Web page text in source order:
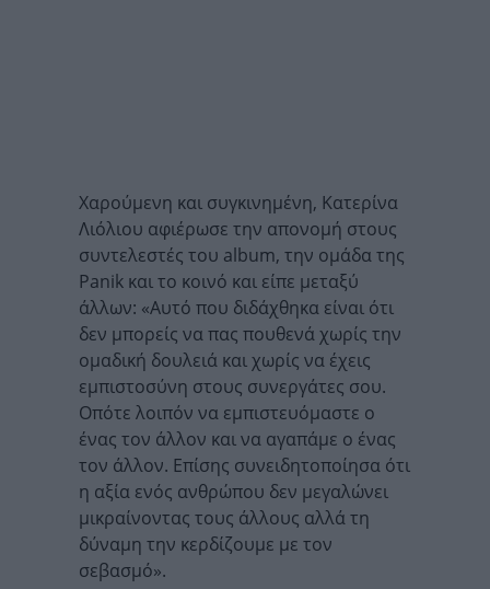
Χαρούμενη και συγκινημένη, Κατερίνα
Λιόλιου αφιέρωσε την απονομή στους
συντελεστές του album, την ομάδα της
Panik και το κοινό και είπε μεταξύ
άλλων: «Αυτό που διδάχθηκα είναι ότι
δεν μπορείς να πας πουθενά χωρίς την
ομαδική δουλειά και χωρίς να έχεις
εμπιστοσύνη στους συνεργάτες σου.
Οπότε λοιπόν να εμπιστευόμαστε ο
ένας τον άλλον και να αγαπάμε ο ένας
τον άλλον. Επίσης συνειδητοποίησα ότι
η αξία ενός ανθρώπου δεν μεγαλώνει
μικραίνοντας τους άλλους αλλά τη
δύναμη την κερδίζουμε με τον
σεβασμό».